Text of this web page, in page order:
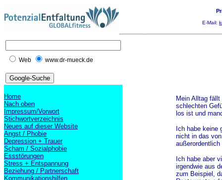
E-Mail:
Web www.dr-mueck.de
Home
Nach oben
Impressum/Vorwort
Stichwortverzeichnis
Neues auf dieser Website
Angst / Phobie
Depression + Trauer
Scham / Sozialphobie
Essstörungen
Stress + Entspannung
Beziehung / Partnerschaft
Kommunikationshilfen
Mein Alltag
schlechten
los ist und
Ich habe keine
nicht in das
Ich habe aber
irgendwie aus
zum Beispiel,